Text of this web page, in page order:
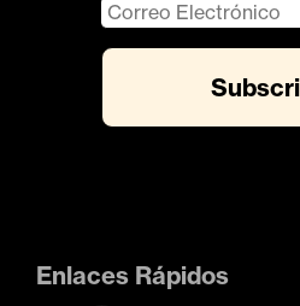
Enlaces Rápidos